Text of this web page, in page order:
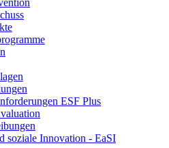
ESF Plus
so­zia­le In­no­va­ti­on - Ea­SI